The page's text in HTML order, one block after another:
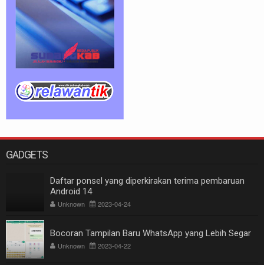
GADGETS
Daftar ponsel yang diperkirakan terima pembaruan
Android 14
Unknown 2023-04-24
Bocoran Tampilan Baru WhatsApp yang Lebih Segar
Unknown 2023-04-22